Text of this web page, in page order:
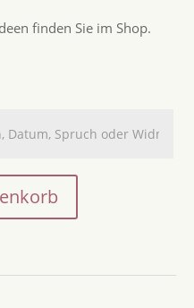
finden Sie im Shop.